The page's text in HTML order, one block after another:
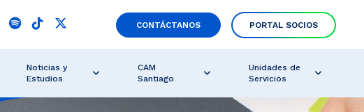
CONTÁCTANOS PORTAL SOCIOS
Noticias y
Estudios
CAM
Santiago
Unidades de
Servicios